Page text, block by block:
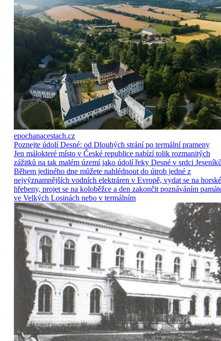
epochanacestach.cz
Poznejte údolí Desné: od Dlouhých strání po termální prameny
Jen málokteré místo v České republice nabízí tolik rozmanitých
zážitků na tak malém území jako údolí řeky Desné v srdci
Během jediného dne můžete nahlédnout do útrob jedné z
nejvýznamnějších vodních elektráren v Evropě, vydat se na horské
hřebeny, projet se na koloběžce a den zakončit poznáváním
ve Velkých Losinách nebo v termálním